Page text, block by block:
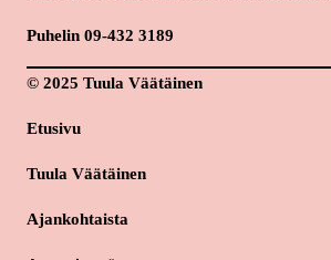
Puhelin 09-432 3189
© 2025 Tuula Väätäinen
Etusivu
Tuula Väätäinen
Ajankohtaista